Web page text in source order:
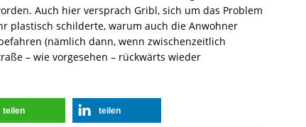
Auch hier versprach Gribl, sich um das Problem
plastisch schilderte, warum auch die Anwohner
(nämlich dann, wenn zwischenzeitlich
– wie vorgesehen – rückwärts wieder
teilen teilen